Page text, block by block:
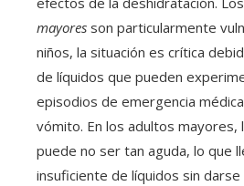
mayores son particularmente
niños, la situación es crítica
de líquidos que pueden
episodios de emergencia
vómito. En los adultos mayores,
puede no ser tan aguda, lo que
insuficiente de líquidos sin darse